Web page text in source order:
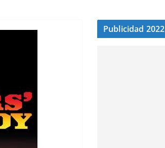
Publicidad 2022